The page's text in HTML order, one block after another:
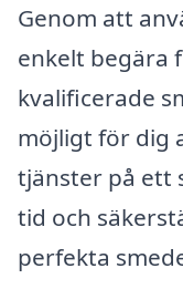
Genom att
enkelt begära
kvalificerade
möjligt för dig
tjänster på ett
tid och
perfekta